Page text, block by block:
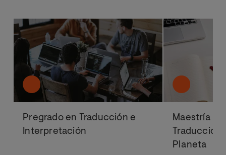
Pregrado en Traducción e
Interpretación
Maestría
Traducción
Planeta